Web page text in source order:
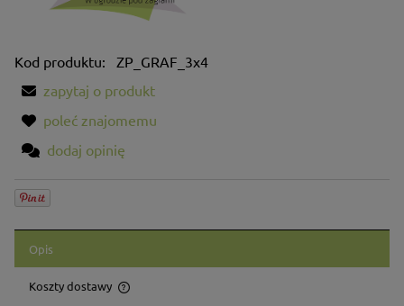
Kod produktu:
ZP_GRAF_3x4
zapytaj o produkt
poleć znajomemu
dodaj opinię
Opis
Koszty dostawy
Cena nie zawiera ewentualnych kosztów płatności